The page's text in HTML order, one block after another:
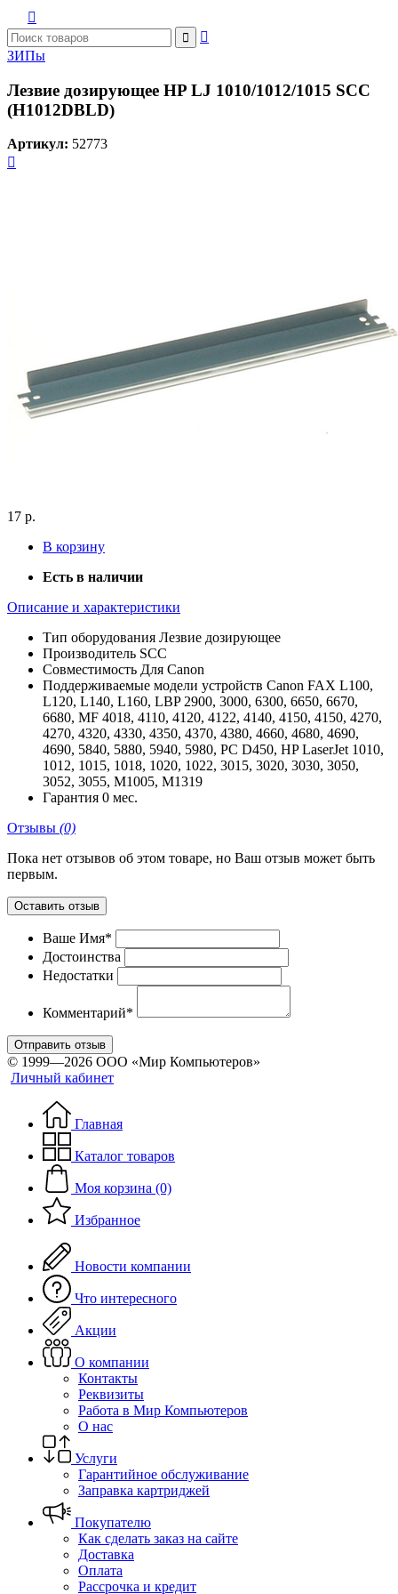



ЗИПы
Лезвие дозирующее HP LJ 1010/1012/1015 SCC
(H1012DBLD)
Артикул: 52773

17 р.
В корзину
Есть в наличии
Описание и характеристики
Тип оборудования Лезвие дозирующее
Производитель SCC
Совместимость Для Canon
Поддерживаемые модели устройств Canon FAX L100,
L120, L140, L160, LBP 2900, 3000, 6300, 6650, 6670,
6680, MF 4018, 4110, 4120, 4122, 4140, 4150, 4150, 4270,
4270, 4320, 4330, 4350, 4370, 4380, 4660, 4680, 4690,
4690, 5840, 5880, 5940, 5980, PC D450, HP LaserJet 1010,
1012, 1015, 1018, 1020, 1022, 3015, 3020, 3030, 3050,
3052, 3055, M1005, M1319
Гарантия 0 мес.
Отзывы (0)
Пока нет отзывов об этом товаре, но Ваш отзыв может быть
первым.
Оставить отзыв
Ваше Имя*
Достоинства
Недостатки
Комментарий*
Отправить отзыв
© 1999—2026 ООО «Мир Компьютеров»
Личный кабинет
Главная
Каталог товаров
Моя корзина (0)
Избранное
Новости компании
Что интересного
Акции
О компании
Контакты
Реквизиты
Работа в Мир Компьютеров
О нас
Услуги
Гарантийное обслуживание
Заправка картриджей
Покупателю
Как сделать заказ на сайте
Доставка
Оплата
Рассрочка и кредит